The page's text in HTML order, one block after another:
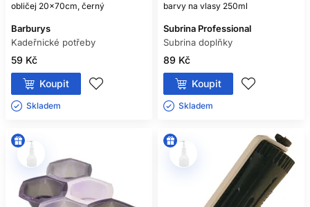
obličej 20x70cm, černý
Barburys
Kadeřnické potřeby
59 Kč
Koupit
Skladem ㅤ
barvy na vlasy 250ml
Subrina Professional
Subrina doplňky
89 Kč
Koupit
Skladem ㅤ